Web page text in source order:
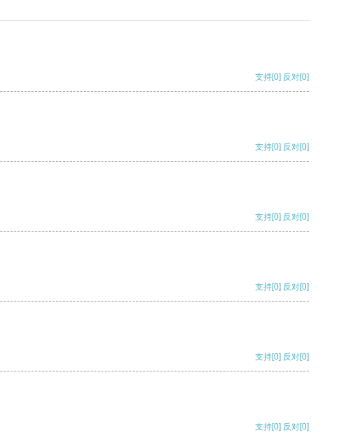
支持[0] 反对[0]
支持[0] 反对[0]
支持[0] 反对[0]
支持[0] 反对[0]
支持[0] 反对[0]
支持[0] 反对[0]